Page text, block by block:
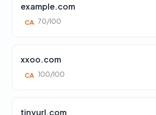
example.com
CA 70/100
xxoo.com
CA 100/100
tinyurl.com